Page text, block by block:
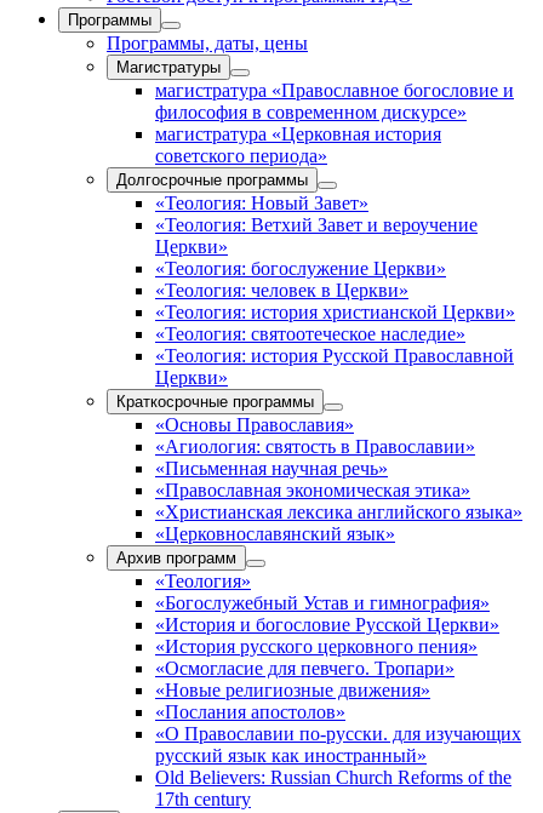
Программы
Программы, даты, цены
Магистратуры
магистратура «Православное богословие и
философия в современном дискурсе»
магистратура «Церковная история
советского периода»
Долгосрочные программы
«Теология: Новый Завет»
«Теология: Ветхий Завет и вероучение
Церкви»
«Теология: богослужение Церкви»
«Теология: человек в Церкви»
«Теология: история христианской Церкви»
«Теология: святоотеческое наследие»
«Теология: история Русской Православной
Церкви»
Краткосрочные программы
«Основы Православия»
«Агиология: святость в Православии»
«Письменная научная речь»
«Православная экономическая этика»
«Христианская лексика английского языка»
«Церковнославянский язык»
Архив программ
«Теология»
«Богослужебный Устав и гимнография»
«История и богословие Русской Церкви»
«История русского церковного пения»
«Осмогласие для певчего. Тропари»
«Новые религиозные движения»
«Послания апостолов»
«О Православии по-русски. для изучающих
русский язык как иностранный»
Old Believers: Russian Church Reforms of the
17th century